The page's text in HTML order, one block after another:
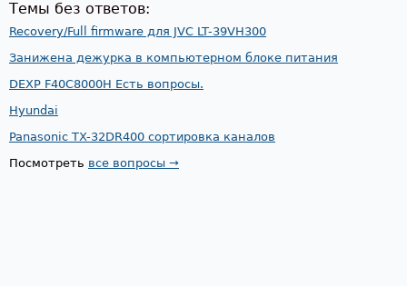
Темы без ответов:
Recovery/Full firmware для JVC LT-39VH300
Занижена дежурка в компьютерном блоке питания
DEXP F40C8000H Есть вопросы.
Hyundai
Panasonic TX-32DR400 сортировка каналов
Посмотреть все вопросы →